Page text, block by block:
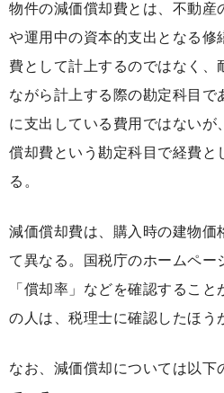
物件の減価償却費とは、不動産
や運用中の資本的支出となる修
費として計上するのではなく、
ながら計上する際の勘定科目で
に支出している費用ではないが
償却費という勘定科目で経費と
る。
減価償却費は、購入時の建物価
て異なる。国税庁のホームペー
「償却率」などを確認するこ
の人は、税理士に確認したほう
なお、減価償却については以下